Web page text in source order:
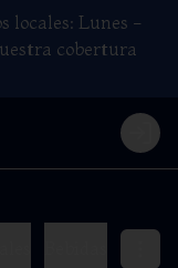
locales: Lunes -
cobertura
Login